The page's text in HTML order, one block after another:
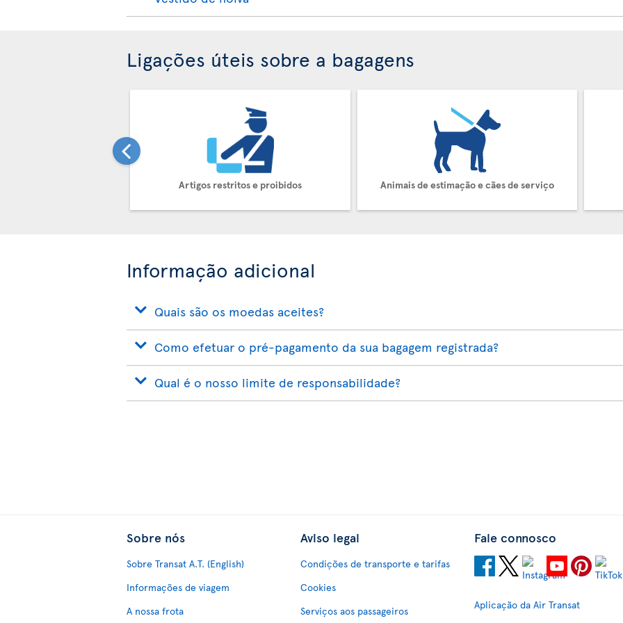
Ligações úteis sobre a bagagens
Artigos restritos e proibidos Animais de estimação e cães de serviço
Informação adicional
Quais são os moedas aceites?
Como efetuar o pré-pagamento da sua bagagem registrada?
Qual é o nosso limite de responsabilidade?
Sobre nós
Sobre Transat A.T. (English)
Informações de viagem
A nossa frota
Aviso legal
Condições de transporte e tarifas
Cookies
Serviços aos passageiros
Fale connosco
Aplicação da Air Transat